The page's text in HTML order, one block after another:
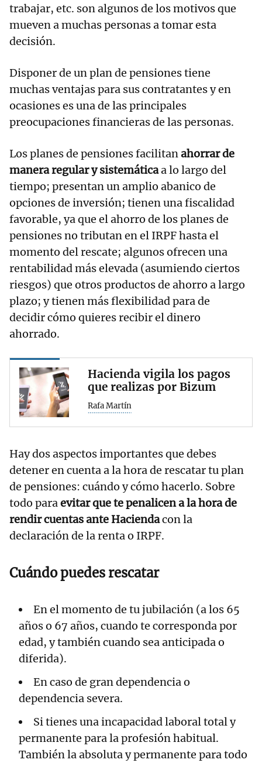
trabajar, etc. son algunos de los motivos que
mueven a muchas personas a tomar esta
decisión.
Disponer de un plan de pensiones tiene
muchas ventajas para sus contratantes y en
ocasiones es una de las principales
preocupaciones financieras de las personas.
Los planes de pensiones facilitanahorrar de
manera regular y sistemáticaa lo largo del
tiempo; presentan un amplio abanico de
opciones de inversión; tienen una fiscalidad
favorable, ya que el ahorro de los planes de
pensiones no tributan en el IRPF hasta el
momento del rescate; algunos ofrecen una
rentabilidad más elevada (asumiendo ciertos
riesgos) que otros productos de ahorro a largo
plazo; y tienen más flexibilidad para de
decidir cómo quieres recibir el dinero
ahorrado.
Hacienda vigila los pagos
que realizas por Bizum
Rafa Martín
Hay dos aspectos importantes que debes
detener en cuenta a la hora de rescatar tu plan
de pensiones: cuándo y cómo hacerlo. Sobre
todo paraevitar que te penalicen a la hora de
rendir cuentas ante Haciendacon la
declaración de la renta o IRPF.
Cuándo puedes rescatar
En el momento de tu jubilación (a los 65
años o 67 años, cuando te corresponda por
edad, y también cuando sea anticipada o
diferida).
En caso de gran dependencia o
dependencia severa.
Si tienes una incapacidad laboral total y
permanente para la profesión habitual.
También la absoluta y permanente para todo